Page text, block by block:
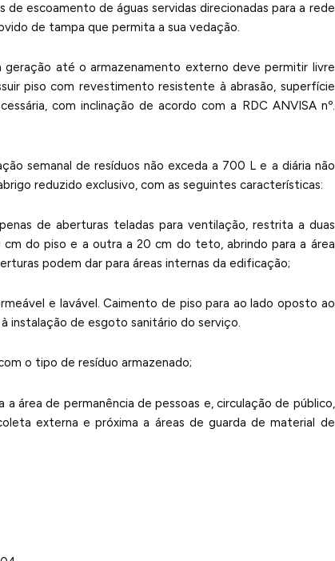
escoamento de águas servidas direcionadas para a rede
de tampa que permita a sua vedação.
até o armazenamento externo deve permitir livre
piso com revestimento resistente à abrasão, superfície
com inclinação de acordo com a RDC ANVISA nº.
semanal de resíduos não exceda a 700 L e a diária não
reduzido exclusivo, com as seguintes características:
de aberturas teladas para ventilação, restrita a duas
cm do piso e a outra a 20 cm do teto, abrindo para a área
podem dar para áreas internas da edificação;
e lavável. Caimento de piso para ao lado oposto ao
instalação de esgoto sanitário do serviço.
o tipo de resíduo armazenado;
área de permanência de pessoas e, circulação de público,
externa e próxima a áreas de guarda de material de